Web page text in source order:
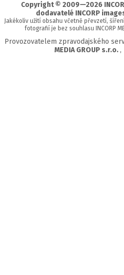
Copyright © 2009—2026
dodavatelé INCORP
Jakékoliv užití obsahu včetně převzetí,
fotografií je bez souhlasu INCORP
Provozovatelem zpravodajského
MEDIA GROUP s.r.o.,